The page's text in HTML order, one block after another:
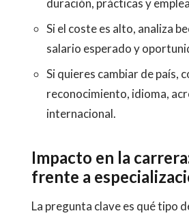
duración, prácticas y
Si el coste es alto, analiza
salario esperado y
Si quieres cambiar de país,
reconocimiento, idioma,
internacional.
Impacto en la
frente a
La pregunta clave es qué tipo